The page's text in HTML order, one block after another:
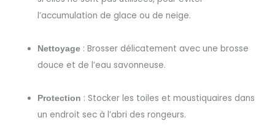
l’accumulation de glace ou de neige.
Nettoyage : Brosser délicatement avec une brosse
douce et de l’eau savonneuse.
Protection : Stocker les toiles et moustiquaires dans
un endroit sec à l’abri des rongeurs.